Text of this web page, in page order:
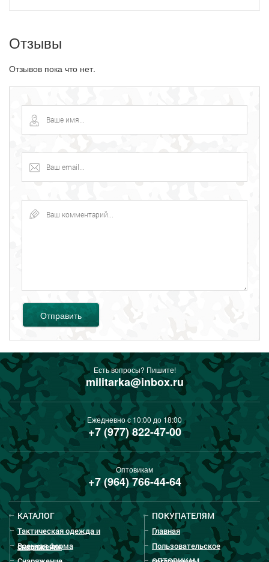
Отзывы
Отзывов пока что нет.
Отправить
Есть вопросы? Пишите!
militarka@inbox.ru
Ежедневно с 10:00 до 18:00
+7 (977) 822-47-00
Оптовикам
+7 (964) 766-44-64
КАТАЛОГ
Тактическая одежда и
снаряжение
Военная форма
ПОКУПАТЕЛЯМ
Главная
Пользовательское